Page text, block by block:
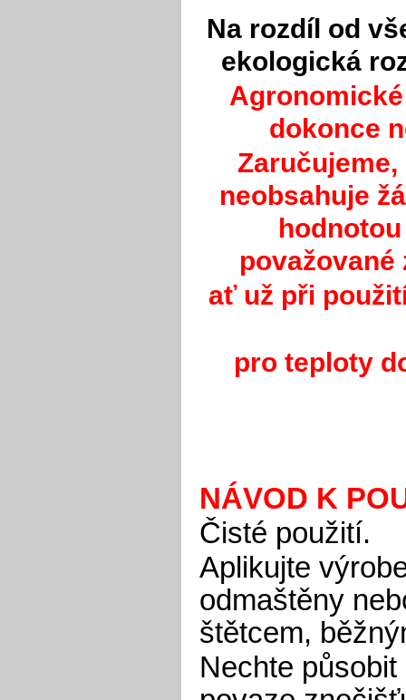
Na rozdíl od
ekologická
dokonce
Zaručujeme,
neobsahuje
považované
ať už při
pro teploty
NÁVOD K
Čisté použití.
Aplikujte
odmaštěny
štětcem,
Nechte